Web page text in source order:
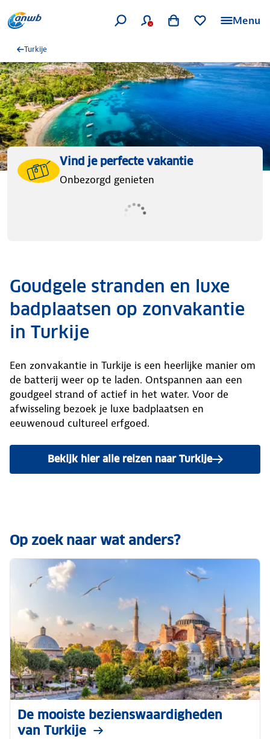
Menu
Turkije
Vind je perfecte vakantie
Onbezorgd genieten
Goudgele stranden en luxe
badplaatsen op zonvakantie
in Turkije
Een zonvakantie in Turkije is een heerlijke manier om
de batterij weer op te laden. Ontspannen aan een
goudgeel strand of actief in het water. Voor de
afwisseling bezoek je luxe badplaatsen en
eeuwenoud cultureel erfgoed.
Bekijk hier alle reizen naar Turkije
Op zoek naar wat anders?
De mooiste bezienswaardigheden
van Turkije